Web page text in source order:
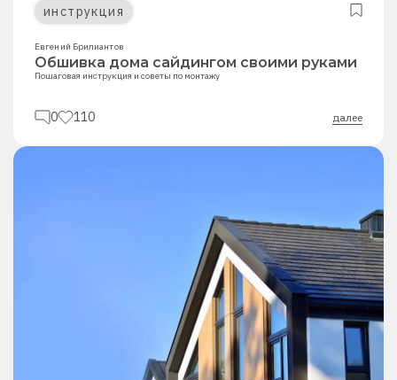
инструкция
Евгений Брилиантов
Обшивка дома сайдингом своими руками
Пошаговая инструкция и советы по монтажу
0 110 далее